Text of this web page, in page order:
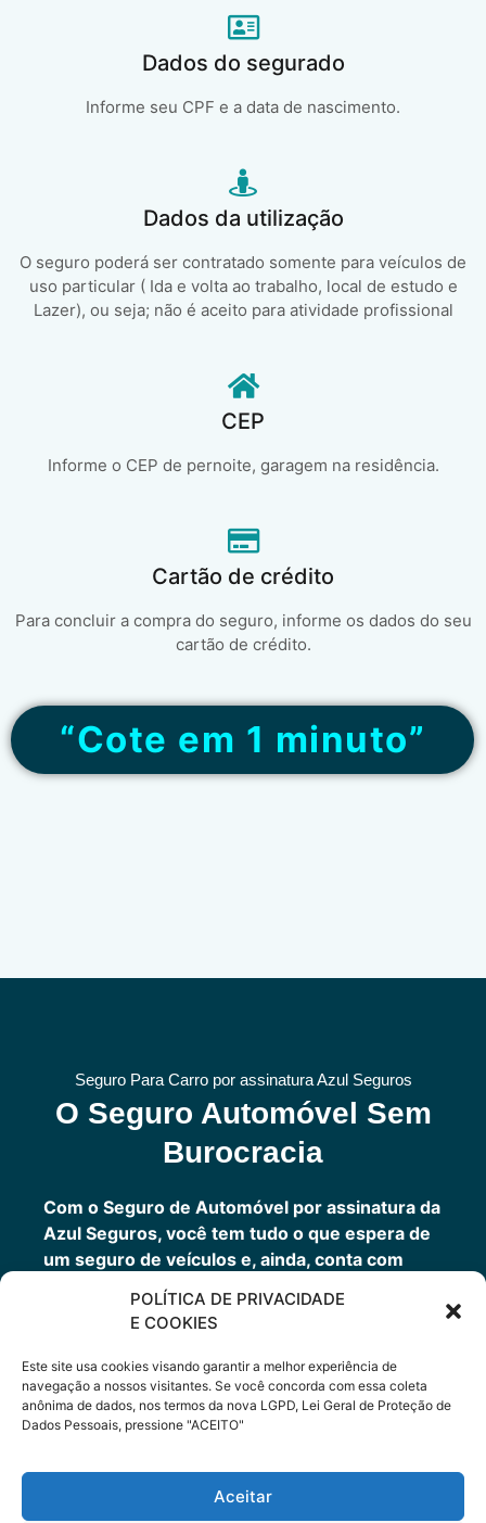
POLÍTICA DE PRIVACIDADE
E COOKIES
Este site usa cookies visando garantir a melhor experiência de
navegação a nossos visitantes. Se você concorda com essa coleta
anônima de dados, nos termos da nova LGPD, Lei Geral de Proteção de
Dados Pessoais, pressione "ACEITO"
Aceitar
Dados do segurado
Informe seu CPF e a data de nascimento.
Dados da utilização
O seguro poderá ser contratado somente para veículos de
uso particular ( Ida e volta ao trabalho, local de estudo e
Lazer), ou seja; não é aceito para atividade profissional
CEP
Informe o CEP de pernoite, garagem na residência.
Cartão de crédito
Para concluir a compra do seguro, informe os dados do seu
cartão de crédito.
“Cote em 1 minuto”
Seguro Para Carro por assinatura Azul Seguros
O Seguro Automóvel Sem
Burocracia
Com o Seguro de Automóvel por assinatura da
Azul Seguros, você tem tudo o que espera de
um seguro de veículos e, ainda, conta com
outros benefícios disponíveis 24h.
Você tem um seguro completo com a garantia
Porto Seguro.